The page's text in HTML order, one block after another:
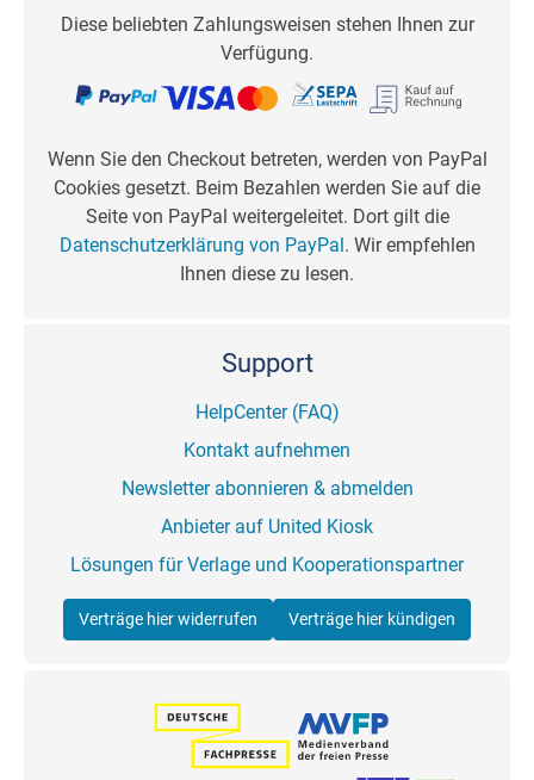
Diese beliebten Zahlungsweisen stehen Ihnen zur
Verfügung.
Wenn Sie den Checkout betreten, werden von PayPal
Cookies gesetzt. Beim Bezahlen werden Sie auf die
Seite von PayPal weitergeleitet. Dort gilt die
Datenschutzerklärung von PayPal . Wir empfehlen
Ihnen diese zu lesen.
Support
HelpCenter (FAQ)
Kontakt aufnehmen
Newsletter abonnieren & abmelden
Anbieter auf United Kiosk
Lösungen für Verlage und Kooperationspartner
Verträge hier widerrufen Verträge hier kündigen